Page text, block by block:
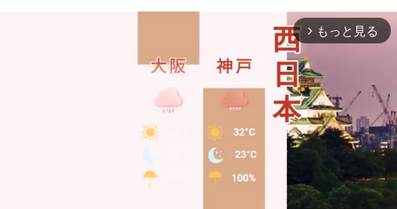
arrow_forward_ios もっと見る